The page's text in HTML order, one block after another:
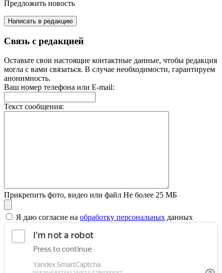
Предложить новость
Написать в редакцию
Связь с редакцией
Оставьте свои настоящие контактные данные, чтобы редакция
могла с вами связаться. В случае необходимости, гарантируем
анонимность.
Ваш номер телефона или E-mail:
Текст сообщения:
Прикрепить фото, видео или файл Не более 25 МБ
Я даю согласие на обработку персональных данных